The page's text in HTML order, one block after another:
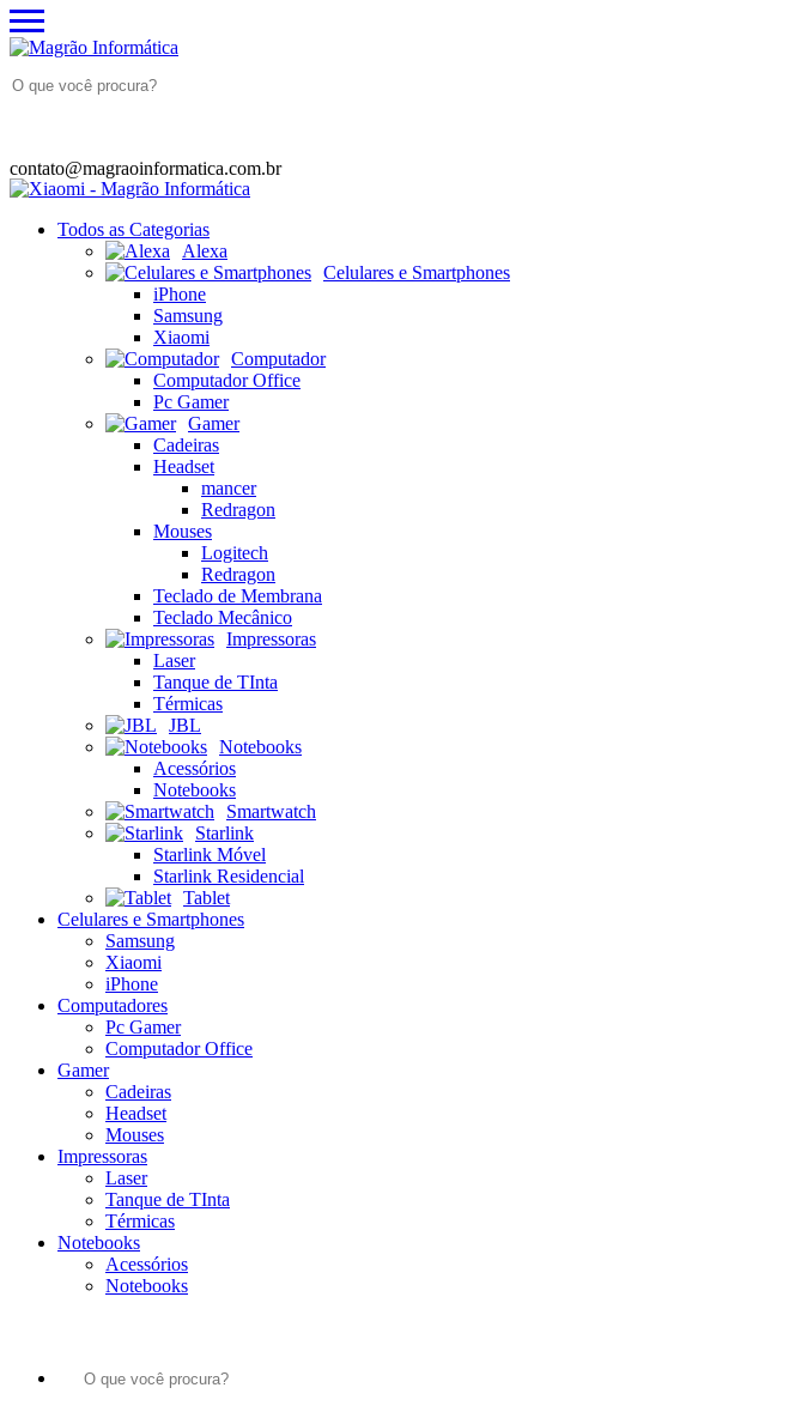
contato@magraoinformatica.com.br
Todos as Categorias
Alexa
Celulares e Smartphones
iPhone
Samsung
Xiaomi
Computador
Computador Office
Pc Gamer
Gamer
Cadeiras
Headset
mancer
Redragon
Mouses
Logitech
Redragon
Teclado de Membrana
Teclado Mecânico
Impressoras
Laser
Tanque de TInta
Térmicas
JBL
Notebooks
Acessórios
Notebooks
Smartwatch
Starlink
Starlink Móvel
Starlink Residencial
Tablet
Celulares e Smartphones
Samsung
Xiaomi
iPhone
Computadores
Pc Gamer
Computador Office
Gamer
Cadeiras
Headset
Mouses
Impressoras
Laser
Tanque de TInta
Térmicas
Notebooks
Acessórios
Notebooks